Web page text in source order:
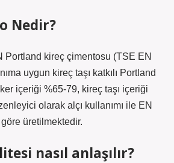
Nedir?
Portland kireç çimentosu (TSE EN
uygun kireç taşı katkılı Portland
içeriği %65-79, kireç taşı içeriği
olarak alçı kullanımı ile EN
üretilmektedir.
nasıl anlaşılır?